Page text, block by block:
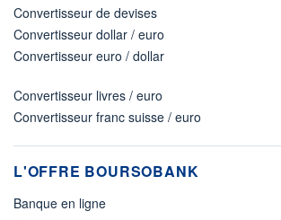
Convertisseur de devises
Convertisseur dollar / euro
Convertisseur euro / dollar
Convertisseur livres / euro
Convertisseur franc suisse / euro
L'OFFRE BOURSOBANK
Banque en ligne